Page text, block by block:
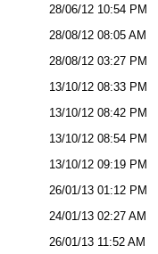
28/06/12 10:54 PM
28/08/12 08:05 AM
28/08/12 03:27 PM
13/10/12 08:33 PM
13/10/12 08:42 PM
13/10/12 08:54 PM
13/10/12 09:19 PM
26/01/13 01:12 PM
24/01/13 02:27 AM
26/01/13 11:52 AM